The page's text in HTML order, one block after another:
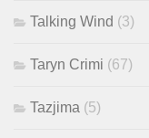
Talking Wind (3)
Taryn Crimi (67)
Tazjima (5)